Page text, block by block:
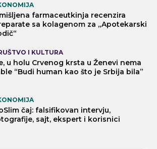
farmaceutkinja recenzira
sa kolagenom za „Apotekarski
I KULTURA
u holu Crvenog krsta u Ženevi nema
“Budi human kao što je Srbija bila”
čaj: falsifikovan intervju,
sajt, ekspert i korisnici